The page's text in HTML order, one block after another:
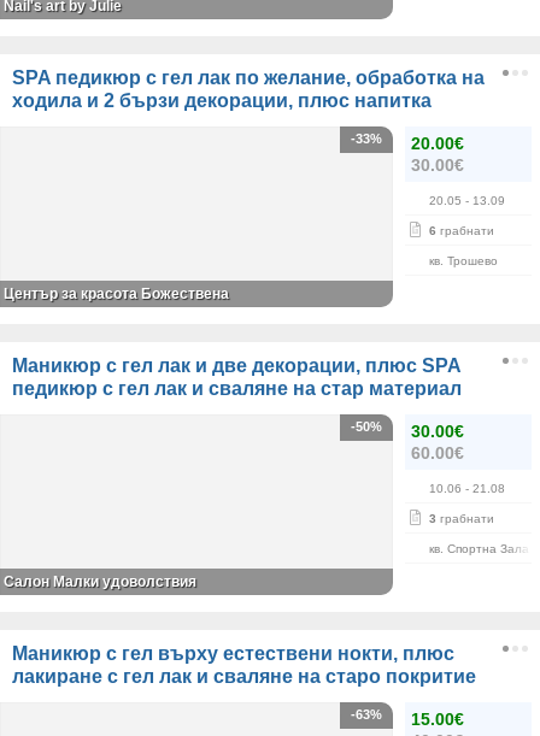
Nail's art by Julie
SPA педикюр с гел лак по желание, обработка на
ходила и 2 бързи декорации, плюс напитка
20.00€
30.00€
20.05 - 13.09
6 грабнати
кв. Трошево
-33%
Център за красота Божествена
Маникюр с гел лак и две декорации, плюс SPA
педикюр с гел лак и сваляне на стар материал
30.00€
60.00€
10.06 - 21.08
3 грабнати
кв. Спортна Зала
-50%
Салон Малки удоволствия
Маникюр с гел върху естествени нокти, плюс
лакиране с гел лак и сваляне на старо покритие
15.00€
-63%